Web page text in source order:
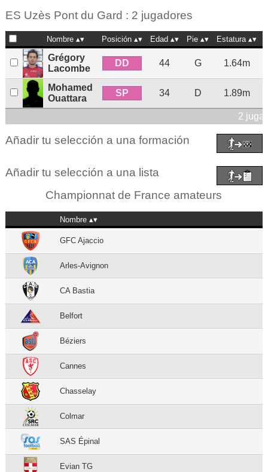
ES Uzès Pont du Gard : 2 jugadores
Nombre Posición Edad Pie Estatura
Grégory
Lacombe
DD 44 G 1.64m
Mohamed
Ouattara
SP 34 D 1.89m
2
Añadir tu selección a una formación
Añadir tu selección a una lista
Championnat de France amateurs
Nombre
GFC Ajaccio
Arles-Avignon
CA Bastia
Belfort
Béziers
Cannes
Chasselay
Colmar
SAS Épinal
Evian TG